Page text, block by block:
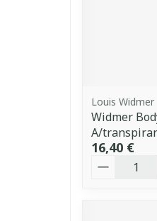
Louis Widmer
Widmer
A/
16,40 €
Quantité